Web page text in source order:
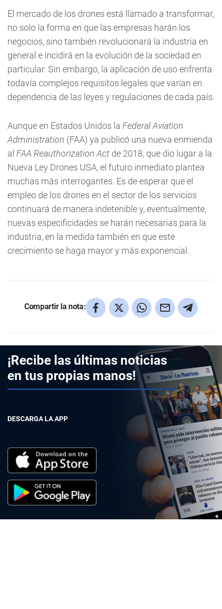
El mercado de los drones está llamado a transformar,
no solo la forma en que las empresas harán los
negocios, sino también revolucionará la industria en
general e incidirá en la evolución de la sociedad en
particular. Sin embargo, la aplicación de uso enfrenta
todavía complejos requisitos legales que varían en
dependencia de las leyes y regulaciones de cada país.
Aunque en Estados Unidos la Federal Aviation
Administration (FAA) ya publicó una nueva enmienda
al FAA Reauthorization Act de 2018, que dio lugar a la
Nueva Ley Drones USA, el futuro inmediato plantea
muchas más interrogantes. Es de esperar que el
empleo de los drones en el sector de los servicios
continuará de manera indetenible y, eventualmente,
nuevas especificidades se harán necesarias para la
industria, en la medida también en que este
crecimiento se haga mayor y más exponencial.
Compartir la nota:
¡Recibe las últimas noticias
en tus propias manos!
DESCARGA LA APP